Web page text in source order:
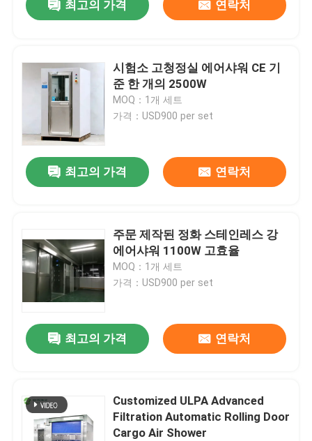
최고의 가격 연락처
시험소 고청정실 에어샤워 CE 기
준 한 개의 2500W
MOQ：1개 세트
가격：USD900 per set
최고의 가격 연락처
주문 제작된 정화 스테인레스 강
에어샤워 1100W 고효율
MOQ：1개 세트
가격：USD900 per set
최고의 가격 연락처
Customized ULPA Advanced
Filtration Automatic Rolling Door
Cargo Air Shower